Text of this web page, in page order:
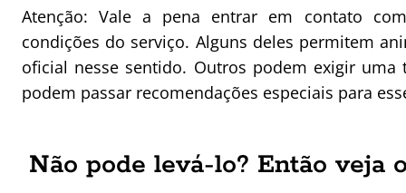
Atenção: Vale a pena entrar em contato
condições do serviço. Alguns deles permitem
oficial nesse sentido. Outros podem exigir
podem passar recomendações especiais para
Não pode levá-lo? Então veja